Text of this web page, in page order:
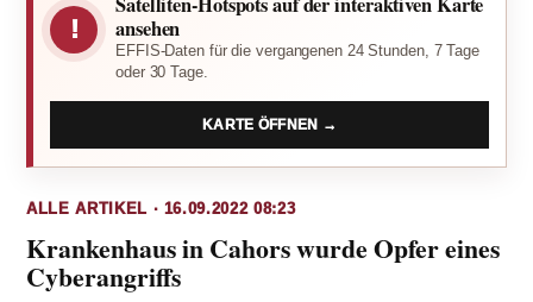
!
ansehen
EFFIS-Daten für die vergangenen 24 Stunden, 7 Tage
oder 30 Tage.
KARTE ÖFFNEN →
ALLE ARTIKEL · 16.09.2022 08:23
Krankenhaus in Cahors wurde Opfer eines
Cyberangriffs